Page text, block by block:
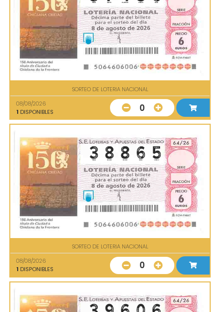
SORTEO DE LOTERIA NACIONAL
08/08/2026
1 DISPONIBLES 0
SORTEO DE LOTERIA NACIONAL
08/08/2026
1 DISPONIBLES 0